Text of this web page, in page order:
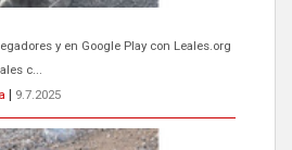
y en Google Play con Leales.org
c...
9.7.2025